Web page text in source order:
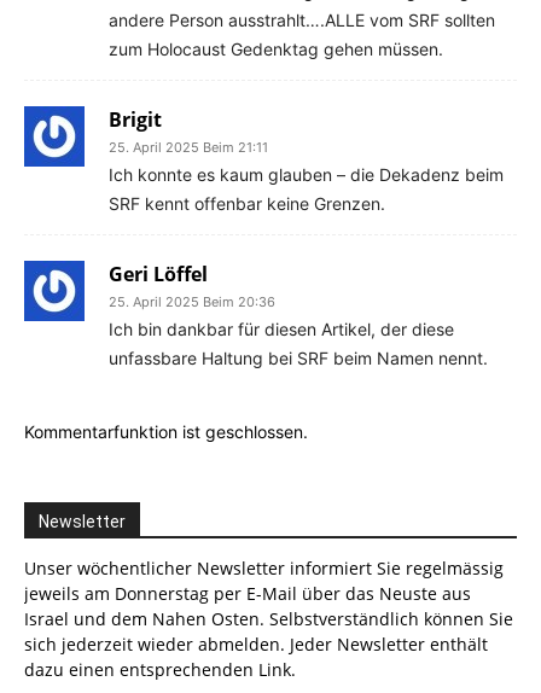
andere Person ausstrahlt….ALLE vom SRF sollten
zum Holocaust Gedenktag gehen müssen.
Brigit
25. April 2025 Beim 21:11
Ich konnte es kaum glauben – die Dekadenz beim
SRF kennt offenbar keine Grenzen.
Geri Löffel
25. April 2025 Beim 20:36
Ich bin dankbar für diesen Artikel, der diese
unfassbare Haltung bei SRF beim Namen nennt.
Kommentarfunktion ist geschlossen.
Newsletter
Unser wöchentlicher Newsletter informiert Sie regelmässig
jeweils am Donnerstag per E-Mail über das Neuste aus
Israel und dem Nahen Osten. Selbstverständlich können Sie
sich jederzeit wieder abmelden. Jeder Newsletter enthält
dazu einen entsprechenden Link.